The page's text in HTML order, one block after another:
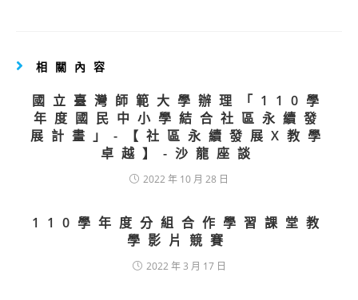
相關內容
國立臺灣師範大學辦理「110學
年度國民中小學結合社區永續發
展計畫」-【社區永續發展X教學
卓越】-沙龍座談
2022 年 10 月 28 日
110學年度分組合作學習課堂教
學影片競賽
2022 年 3 月 17 日